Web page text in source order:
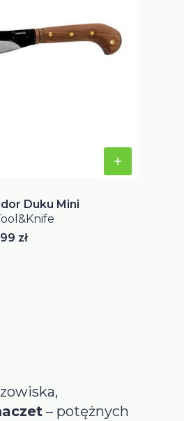
Duku Mini
zł
– potężnych